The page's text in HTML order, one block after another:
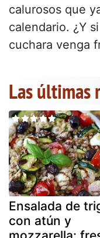
calurosos que
calendario. ¿Y
cuchara venga
Las últimas
Ensalada de
con atún y